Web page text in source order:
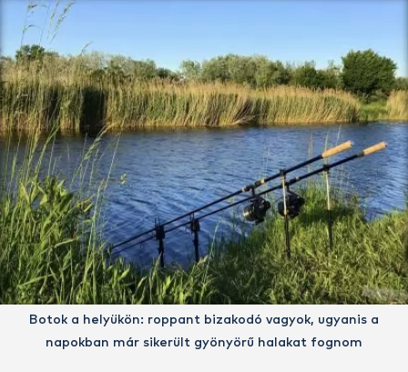
Botok a helyükön: roppant bizakodó vagyok, ugyanis a
napokban már sikerült gyönyörű halakat fognom